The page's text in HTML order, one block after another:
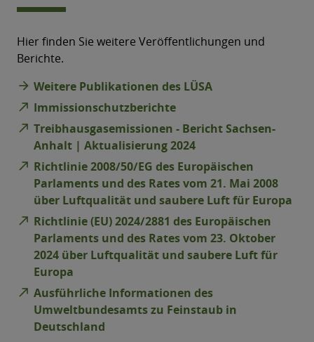
Hier finden Sie weitere Veröffentlichungen und
Berichte.
arrow_forward Weitere Publikationen des LÜSA
north_east Immissionschutzberichte
north_east Treibhausgasemissionen - Bericht Sachsen-
Anhalt | Aktualisierung 2024
north_east Richtlinie 2008/50/EG des Europäischen
Parlaments und des Rates vom 21. Mai 2008
über Luftqualität und saubere Luft für Europa
north_east Richtlinie (EU) 2024/2881 des Europäischen
Parlaments und des Rates vom 23. Oktober
2024 über Luftqualität und saubere Luft für
Europa
north_east Ausführliche Informationen des
Umweltbundesamts zu Feinstaub in
Deutschland